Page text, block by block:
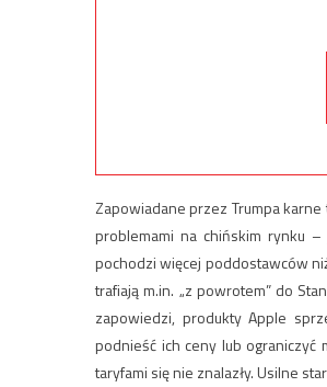
Zapowiadane przez Trumpa karne
problemami na chińskim rynku
pochodzi więcej poddostawców
trafiają m.in. „z powrotem” do
zapowiedzi, produkty Apple
podnieść ich ceny lub ograniczyć
taryfami się nie znalazły. Usilne